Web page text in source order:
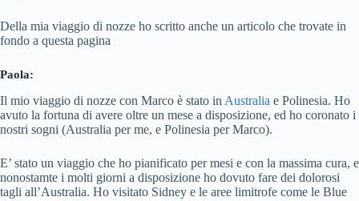
Della mia viaggio di nozze ho scritto anche un articolo che trovate in
fondo a questa pagina
Paola:
Il mio viaggio di nozze con Marco è stato in Australia e Polinesia. Ho
avuto la fortuna di avere oltre un mese a disposizione, ed ho coronato i
nostri sogni (Australia per me, e Polinesia per Marco).
E’ stato un viaggio che ho pianificato per mesi e con la massima cura, e
nonostamte i molti giorni a disposizione ho dovuto fare dei dolorosi
tagli all’Australia. Ho visitato Sidney e le aree limitrofe come le Blue